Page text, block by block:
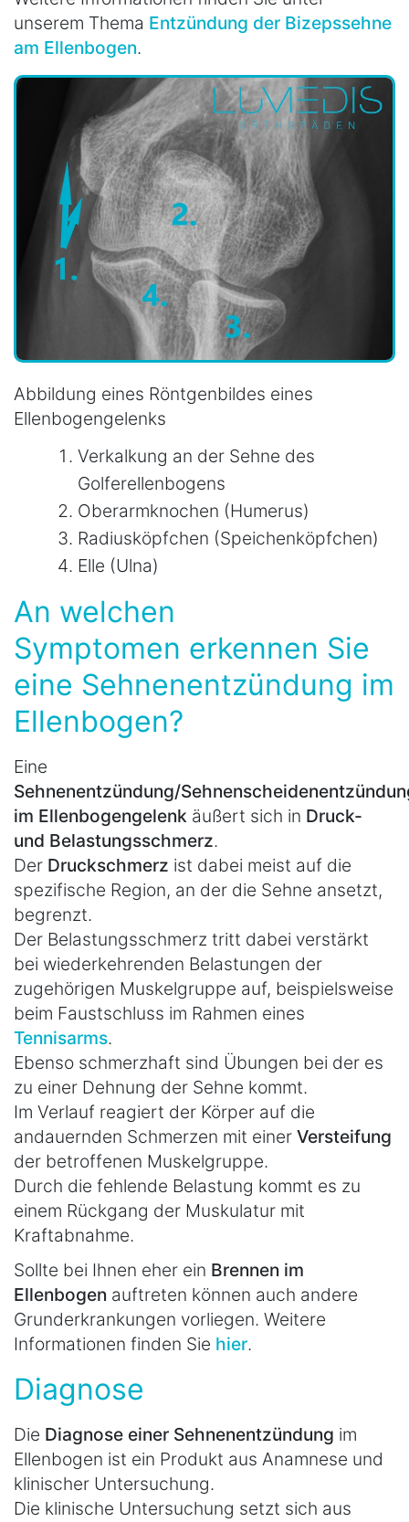
unserem Thema Entzündung der Bizepssehne
am Ellenbogen.
Abbildung eines Röntgenbildes eines
Ellenbogengelenks
Verkalkung an der Sehne des
Golferellenbogens
Oberarmknochen (Humerus)
Radiusköpfchen (Speichenköpfchen)
Elle (Ulna)
An welchen
Symptomen erkennen Sie
eine Sehnenentzündung im
Ellenbogen?
Eine
Sehnenentzündung/
im Ellenbogengelenk äußert sich in Druck-
und Belastungsschmerz.
Der Druckschmerz ist dabei meist auf die
spezifische Region, an der die Sehne ansetzt,
begrenzt.
Der Belastungsschmerz tritt dabei verstärkt
bei wiederkehrenden Belastungen der
zugehörigen Muskelgruppe auf, beispielsweise
beim Faustschluss im Rahmen eines
Tennisarms.
Ebenso schmerzhaft sind Übungen bei der es
zu einer Dehnung der Sehne kommt.
Im Verlauf reagiert der Körper auf die
andauernden Schmerzen mit einer Versteifung
der betroffenen Muskelgruppe.
Durch die fehlende Belastung kommt es zu
einem Rückgang der Muskulatur mit
Kraftabnahme.
Sollte bei Ihnen eher ein Brennen im
Ellenbogen auftreten können auch andere
Grunderkrankungen vorliegen. Weitere
Informationen finden Sie hier.
Diagnose
Die Diagnose einer Sehnenentzündung im
Ellenbogen ist ein Produkt aus Anamnese und
klinischer Untersuchung.
Die klinische Untersuchung setzt sich aus